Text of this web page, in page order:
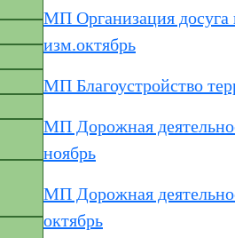
МП Организация досуга
изм.октябрь
МП Благоустройство
МП Дорожная
ноябрь
МП Дорожная
октябрь